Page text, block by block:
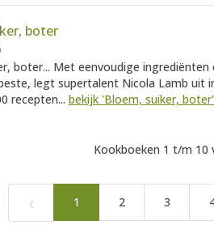
boter
boter... Met eenvoudige
legt supertalent Nicola Lamb uit
recepten... bekijk 'Bloem, suiker, boter'
Kookboeken 1 t/m 10
‹ 1 2 3